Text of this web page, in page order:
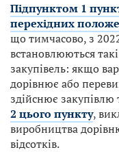
Підпунктом 1
перехідних
що тимчасово, з
встановлюються
закупівель: якщо
дорівнює або
здійснює закупівлю
2 цього пункту,
виробництва
відсотків.